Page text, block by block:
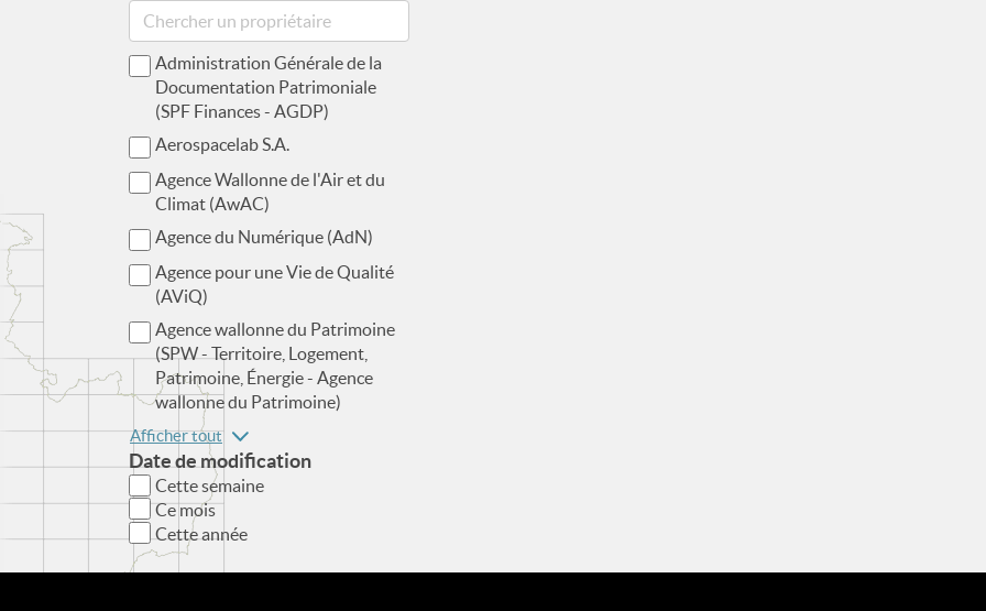
Administration Générale de la
Documentation Patrimoniale
(SPF Finances - AGDP)
Aerospacelab S.A.
Agence Wallonne de l'Air et du
Climat (AwAC)
Agence du Numérique (AdN)
Agence pour une Vie de Qualité
(AViQ)
Agence wallonne du Patrimoine
(SPW - Territoire, Logement,
Patrimoine, Énergie - Agence
wallonne du Patrimoine)
Afficher tout
Date de modification
Cette semaine
Ce mois
Cette année